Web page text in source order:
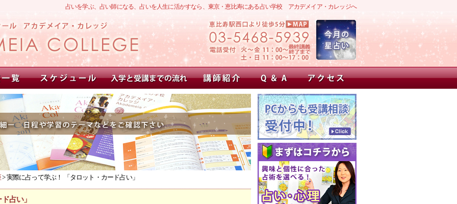
占いを学ぶ、占い師になる、占いを人生に活かすなら、東京・恵比寿にある占い学校 アカデメイア・カレッジへ
> 実際に占って学ぶ！ 「タロット・カード占い」
占い」